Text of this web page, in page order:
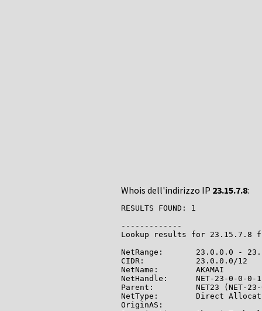
Whois dell'indirizzo IP 23.15.7.8:
RESULTS FOUND: 1
-------------
Lookup results for 23.15.7.8
NetRange:       23.0.0.0 -
CIDR:           23.0.0.0/12
NetName:        AKAMAI
NetHandle:      NET-23-0-0-0-1
Parent:         NET23 (NET-
NetType:        Direct
OriginAS: